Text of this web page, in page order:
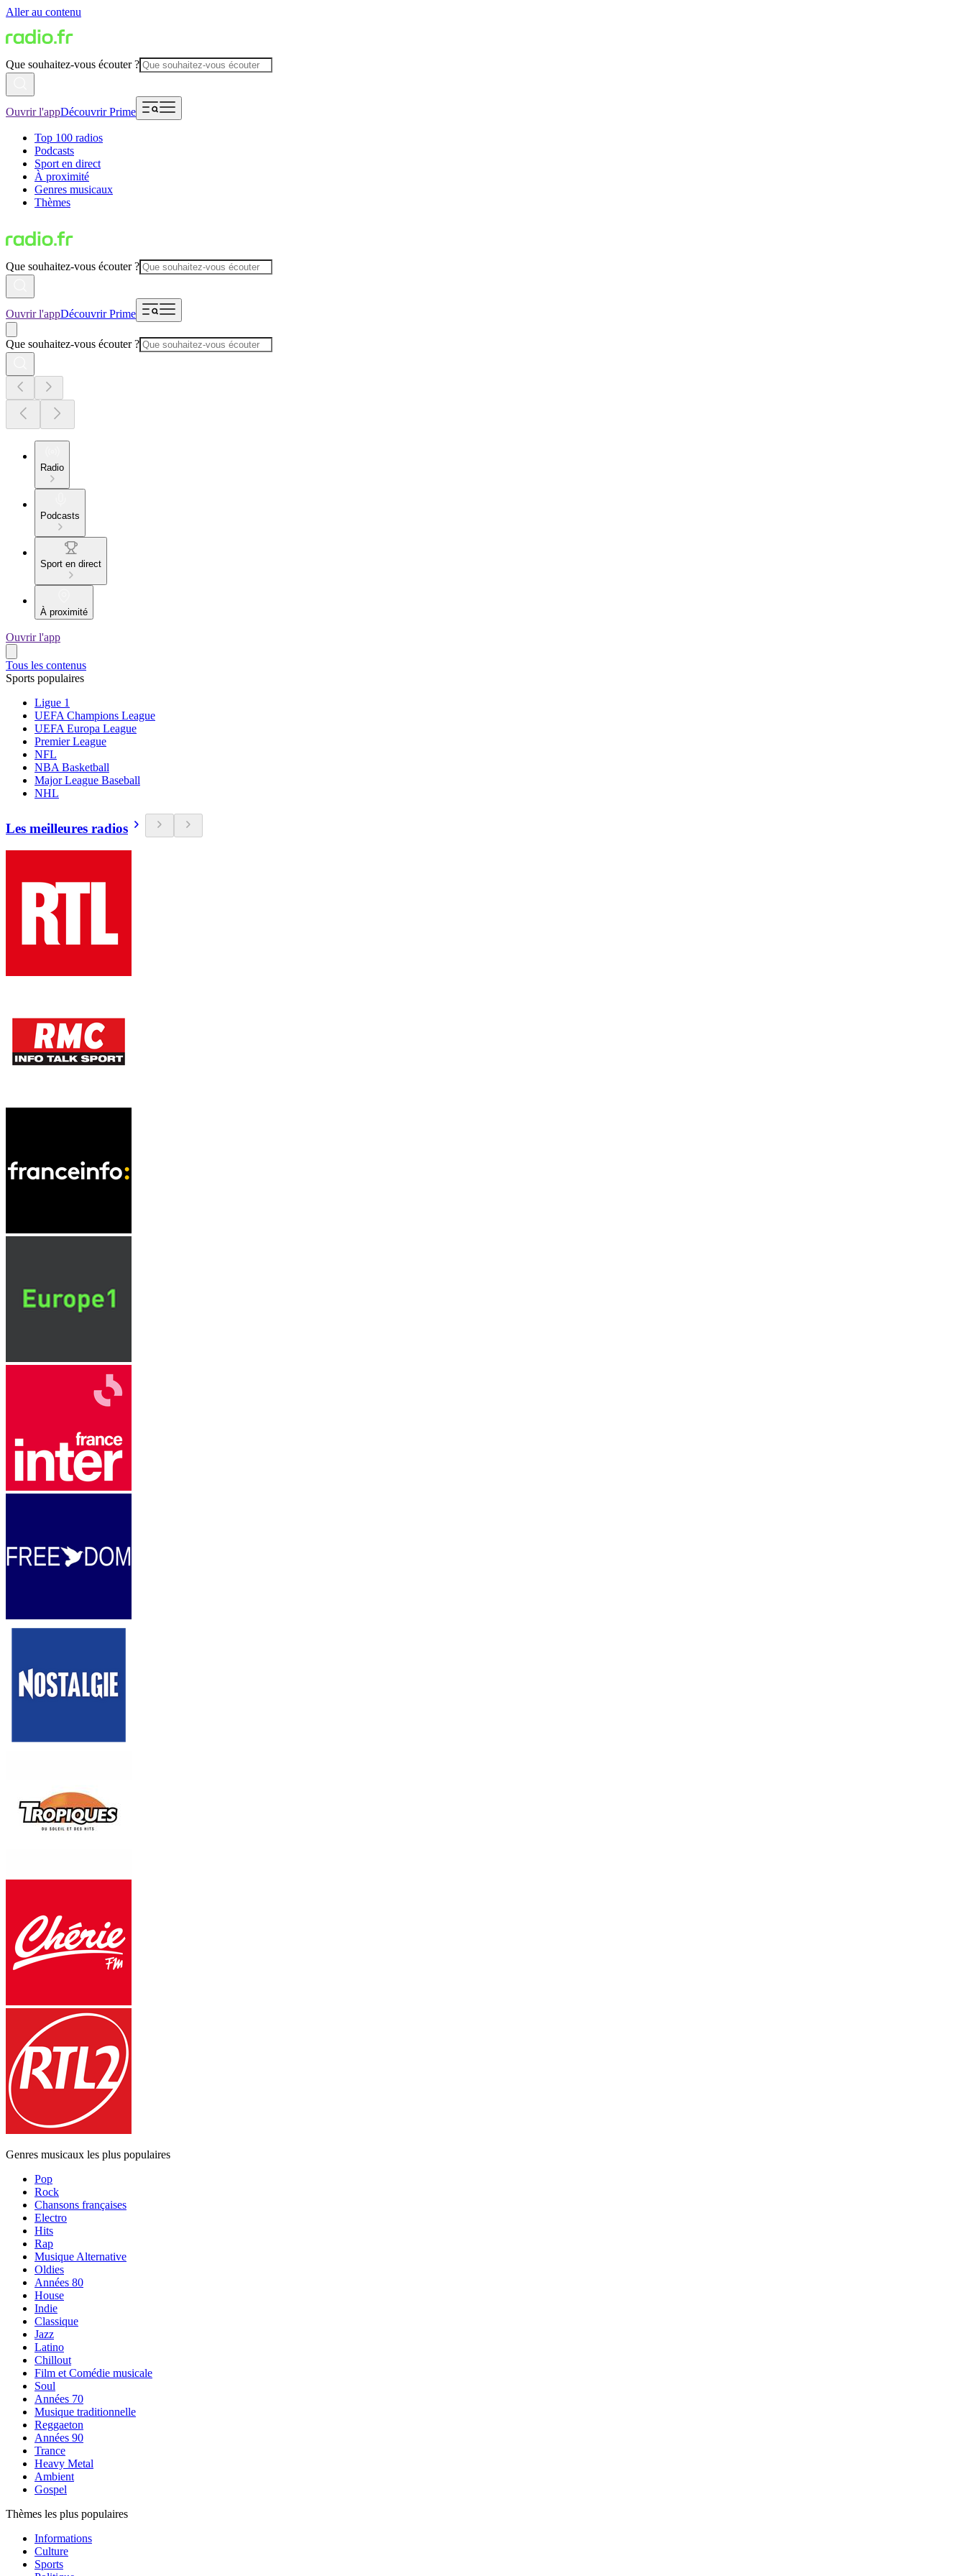
Aller au contenu
Que souhaitez-vous écouter ?
Ouvrir l'appDécouvrir Prime
Top 100 radios
Podcasts
Sport en direct
À proximité
Genres musicaux
Thèmes
Que souhaitez-vous écouter ?
Ouvrir l'appDécouvrir Prime
Que souhaitez-vous écouter ?
Radio
Podcasts
Sport en direct
À proximité
Ouvrir l'app
Tous les contenus
Sports populaires
Ligue 1
UEFA Champions League
UEFA Europa League
Premier League
NFL
NBA Basketball
Major League Baseball
NHL
Les meilleures radios
Genres musicaux les plus populaires
Pop
Rock
Chansons françaises
Electro
Hits
Rap
Musique Alternative
Oldies
Années 80
House
Indie
Classique
Jazz
Latino
Chillout
Film et Comédie musicale
Soul
Années 70
Musique traditionnelle
Reggaeton
Années 90
Trance
Heavy Metal
Ambient
Gospel
Thèmes les plus populaires
Informations
Culture
Sports